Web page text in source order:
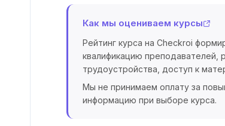
Как мы оцениваем курсы
Рейтинг курса на Checkroi
квалификацию преподавателей,
трудоустройства, доступ к
Мы не принимаем оплату за
информацию при выборе курса.